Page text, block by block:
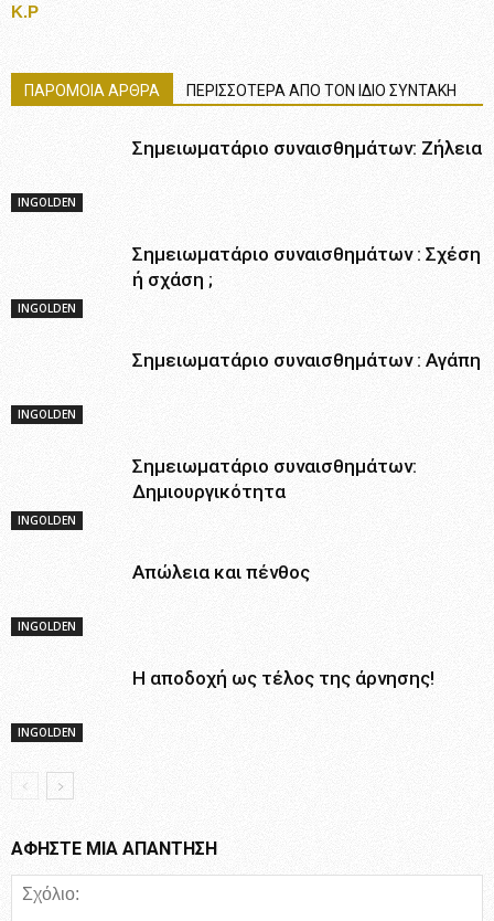
Κ.Ρ
ΠΑΡΟΜΟΙΑ ΑΡΘΡΑ ΠΕΡΙΣΣΟΤΕΡΑ ΑΠΟ ΤΟΝ ΙΔΙΟ ΣΥΝΤΑΚΗ
INGOLDEN
Σημειωματάριο συναισθημάτων: Zήλεια
INGOLDEN
Σημειωματάριο συναισθημάτων : Σχέση
ή σχάση ;
INGOLDEN
Σημειωματάριο συναισθημάτων : Αγάπη
INGOLDEN
Σημειωματάριο συναισθημάτων:
Δημιουργικότητα
INGOLDEN
Απώλεια και πένθος
INGOLDEN
Η αποδοχή ως τέλος της άρνησης!
ΑΦΗΣΤΕ ΜΙΑ ΑΠΑΝΤΗΣΗ